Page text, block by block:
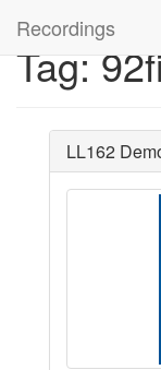
Recordings
Tag:
LL162